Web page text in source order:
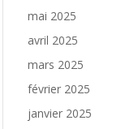
mai 2025
avril 2025
mars 2025
février 2025
janvier 2025